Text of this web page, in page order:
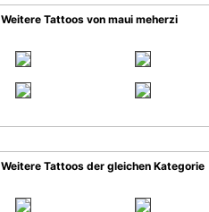
Weitere Tattoos von maui meherzi
Weitere Tattoos der gleichen Kategorie